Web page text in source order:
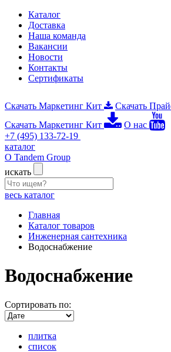
Каталог
Доставка
Наша команда
Вакансии
Новости
Контакты
Сертификаты
Скачать Маркетинг Кит Скачать
Скачать Маркетинг Кит
О нас
+7 (495) 133-72-19
каталог
О Tandem Group
искать
весь каталог
Главная
Каталог товаров
Инженерная сантехника
Водоснабжение
Водоснабжение
Сортировать по:
плитка
список